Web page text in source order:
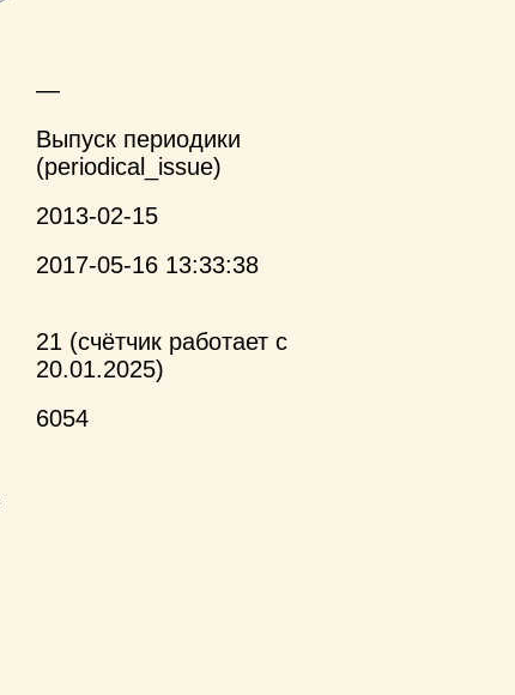
—
Выпуск периодики
(periodical_issue)
2013-02-15
2017-05-16 13:33:38
21 (счётчик работает с
20.01.2025)
6054